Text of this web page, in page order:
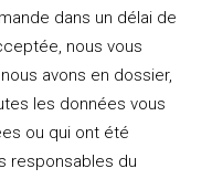
dans un délai de
nous vous
avons en dossier,
les données vous
ou qui ont été
responsables du